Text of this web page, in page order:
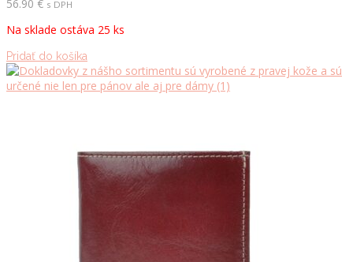
56.90 € s DPH
Na sklade ostáva 25 ks
Pridať do košíka